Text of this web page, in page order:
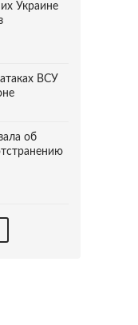
Украине
ВСУ
об